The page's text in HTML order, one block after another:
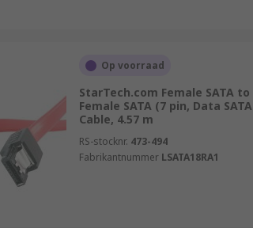
Op voorraad
StarTech.com Female SATA to
Female SATA (7 pin, Data SATA
Cable, 4.57 m
RS-stocknr. 473-494
Fabrikantnummer LSATA18RA1